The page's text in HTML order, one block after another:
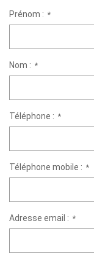
Prénom : *
Nom : *
Téléphone : *
Téléphone mobile : *
Adresse email : *